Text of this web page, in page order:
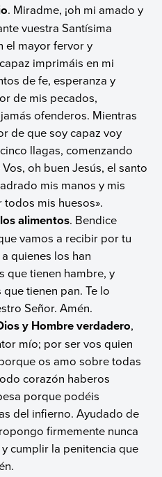
. Miradme, ¡oh mi amado y
vuestra Santísima
el mayor fervor y
imprimáis en mi
de fe, esperanza y
de mis pecados,
ofenderos. Mientras
de que soy capaz voy
llagas, comenzando
oh buen Jesús, el santo
mis manos y mis
mis huesos».
alimentos. Bendice
vamos a recibir por tu
quienes los han
que tienen hambre, y
tienen pan. Te lo
Señor. Amén.
y Hombre verdadero,
mío; por ser vos quien
os amo sobre todas
corazón haberos
porque podéis
del infierno. Ayudado de
firmemente nunca
cumplir la penitencia que